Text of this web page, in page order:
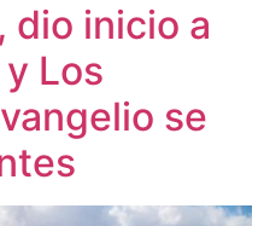
dio inicio a
Los
se